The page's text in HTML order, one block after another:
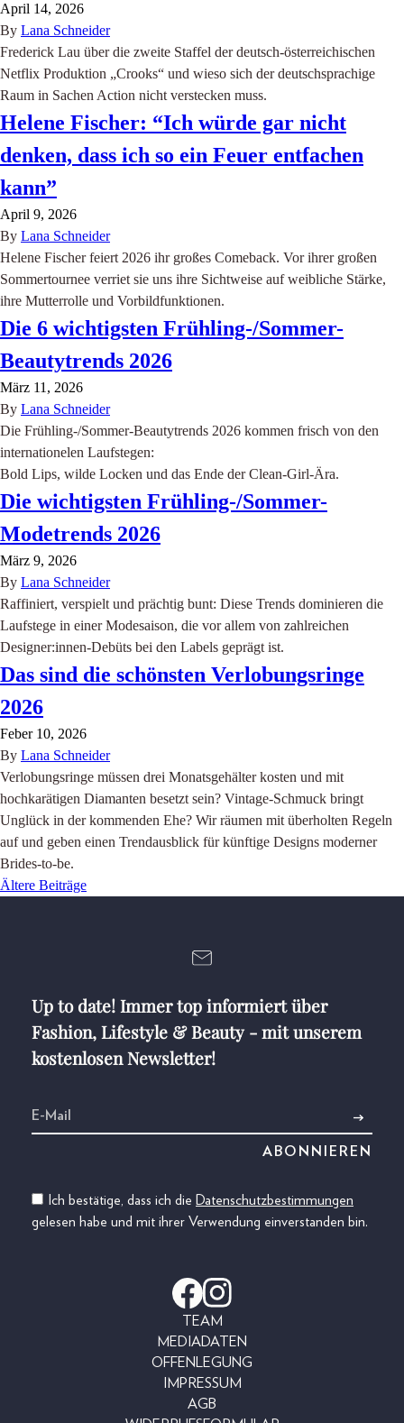
April 14, 2026
By Lana Schneider
Frederick Lau über die zweite Staffel der deutsch-österreichischen
Netflix Produktion „Crooks“ und wieso sich der deutschsprachige
Raum in Sachen Action nicht verstecken muss.
Helene Fischer: “Ich würde gar nicht
denken, dass ich so ein Feuer entfachen
kann”
April 9, 2026
By Lana Schneider
Helene Fischer feiert 2026 ihr großes Comeback. Vor ihrer großen
Sommertournee verriet sie uns ihre Sichtweise auf weibliche Stärke,
ihre Mutterrolle und Vorbildfunktionen.
Die 6 wichtigsten Frühling-/Sommer-
Beautytrends 2026
März 11, 2026
By Lana Schneider
Die Frühling-/Sommer-Beautytrends 2026 kommen frisch von den
internationelen Laufstegen:
Bold Lips, wilde Locken und das Ende der Clean-Girl-Ära.
Die wichtigsten Frühling-/Sommer-
Modetrends 2026
März 9, 2026
By Lana Schneider
Raffiniert, verspielt und prächtig bunt: Diese Trends dominieren die
Laufstege in einer Modesaison, die vor allem von zahlreichen
Designer:innen-Debüts bei den Labels geprägt ist.
Das sind die schönsten Verlobungsringe
2026
Feber 10, 2026
By Lana Schneider
Verlobungsringe müssen drei Monatsgehälter kosten und mit
hochkarätigen Diamanten besetzt sein? Vintage-Schmuck bringt
Unglück in der kommenden Ehe? Wir räumen mit überholten Regeln
auf und geben einen Trendausblick für künftige Designs moderner
Brides-to-be.
Beitragsnavigation
Ältere Beiträge
Up to date! Immer top informiert über
Fashion, Lifestyle & Beauty - mit unserem
kostenlosen Newsletter!
Ich bestätige, dass ich die Datenschutzbestimmungen
gelesen habe und mit ihrer Verwendung einverstanden bin.
TEAM
MEDIADATEN
OFFENLEGUNG
IMPRESSUM
AGB